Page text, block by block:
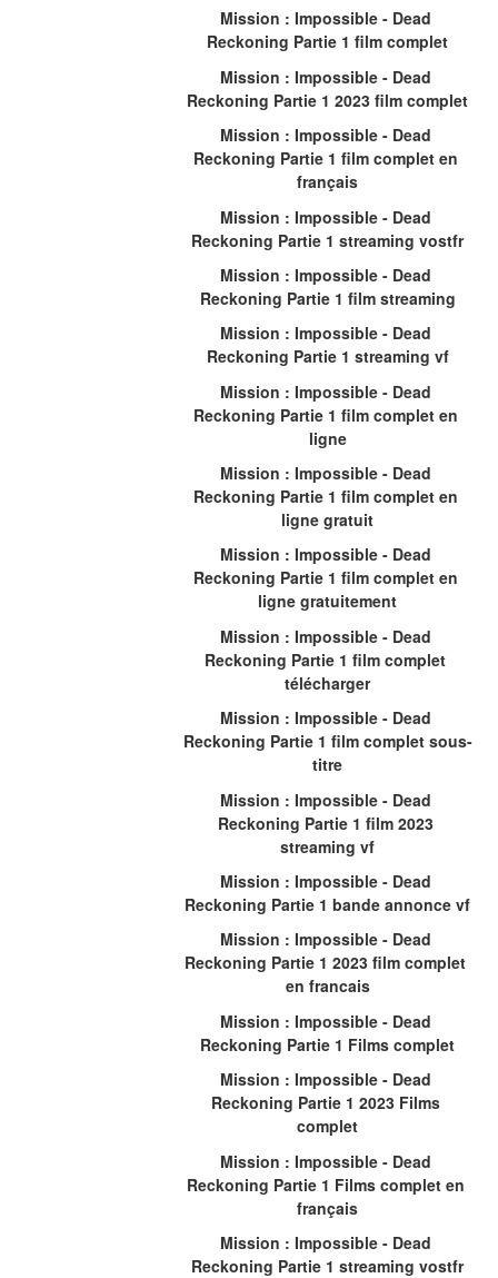
Mission : Impossible - Dead
Reckoning Partie 1 film complet
Mission : Impossible - Dead
Reckoning Partie 1 2023 film complet
Mission : Impossible - Dead
Reckoning Partie 1 film complet en
français
Mission : Impossible - Dead
Reckoning Partie 1 streaming vostfr
Mission : Impossible - Dead
Reckoning Partie 1 film streaming
Mission : Impossible - Dead
Reckoning Partie 1 streaming vf
Mission : Impossible - Dead
Reckoning Partie 1 film complet en
ligne
Mission : Impossible - Dead
Reckoning Partie 1 film complet en
ligne gratuit
Mission : Impossible - Dead
Reckoning Partie 1 film complet en
ligne gratuitement
Mission : Impossible - Dead
Reckoning Partie 1 film complet
télécharger
Mission : Impossible - Dead
Reckoning Partie 1 film complet sous-
titre
Mission : Impossible - Dead
Reckoning Partie 1 film 2023
streaming vf
Mission : Impossible - Dead
Reckoning Partie 1 bande annonce vf
Mission : Impossible - Dead
Reckoning Partie 1 2023 film complet
en francais
Mission : Impossible - Dead
Reckoning Partie 1 Films complet
Mission : Impossible - Dead
Reckoning Partie 1 2023 Films
complet
Mission : Impossible - Dead
Reckoning Partie 1 Films complet en
français
Mission : Impossible - Dead
Reckoning Partie 1 streaming vostfr